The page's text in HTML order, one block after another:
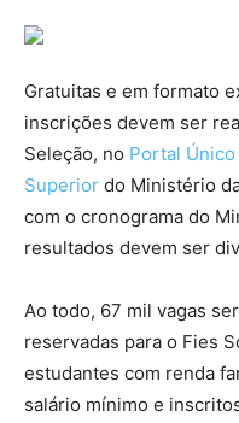
Gratuitas e em formato
inscrições devem ser
Seleção, no Portal
Superior do Ministério
com o cronograma do
resultados devem ser
Ao todo, 67 mil vagas
reservadas para o Fies
estudantes com renda
salário mínimo e